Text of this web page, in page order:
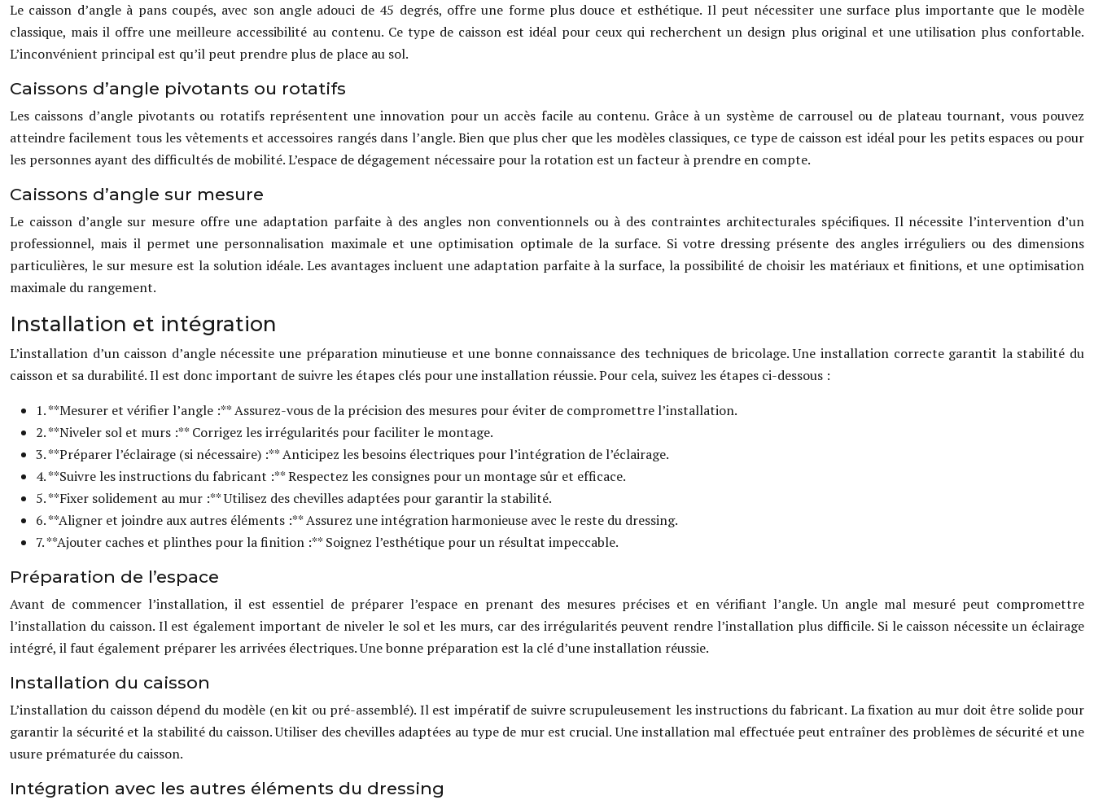
Le caisson d’angle à pans coupés, avec son angle adouci de 45 degrés, offre une forme plus douce et esthétique. Il peut nécessiter une surface plus importante que le modèle
classique, mais il offre une meilleure accessibilité au contenu. Ce type de caisson est idéal pour ceux qui recherchent un design plus original et une utilisation plus confortable.
L’inconvénient principal est qu’il peut prendre plus de place au sol.
Caissons d’angle pivotants ou rotatifs
Les caissons d’angle pivotants ou rotatifs représentent une innovation pour un accès facile au contenu. Grâce à un système de carrousel ou de plateau tournant, vous pouvez
atteindre facilement tous les vêtements et accessoires rangés dans l’angle. Bien que plus cher que les modèles classiques, ce type de caisson est idéal pour les petits espaces ou pour
les personnes ayant des difficultés de mobilité. L’espace de dégagement nécessaire pour la rotation est un facteur à prendre en compte.
Caissons d’angle sur mesure
Le caisson d’angle sur mesure offre une adaptation parfaite à des angles non conventionnels ou à des contraintes architecturales spécifiques. Il nécessite l’intervention d’un
professionnel, mais il permet une personnalisation maximale et une optimisation optimale de la surface. Si votre dressing présente des angles irréguliers ou des dimensions
particulières, le sur mesure est la solution idéale. Les avantages incluent une adaptation parfaite à la surface, la possibilité de choisir les matériaux et finitions, et une optimisation
maximale du rangement.
Installation et intégration
L’installation d’un caisson d’angle nécessite une préparation minutieuse et une bonne connaissance des techniques de bricolage. Une installation correcte garantit la stabilité du
caisson et sa durabilité. Il est donc important de suivre les étapes clés pour une installation réussie. Pour cela, suivez les étapes ci-dessous :
1. **Mesurer et vérifier l’angle :** Assurez-vous de la précision des mesures pour éviter de compromettre l’installation.
2. **Niveler sol et murs :** Corrigez les irrégularités pour faciliter le montage.
3. **Préparer l’éclairage (si nécessaire) :** Anticipez les besoins électriques pour l’intégration de l’éclairage.
4. **Suivre les instructions du fabricant :** Respectez les consignes pour un montage sûr et efficace.
5. **Fixer solidement au mur :** Utilisez des chevilles adaptées pour garantir la stabilité.
6. **Aligner et joindre aux autres éléments :** Assurez une intégration harmonieuse avec le reste du dressing.
7. **Ajouter caches et plinthes pour la finition :** Soignez l’esthétique pour un résultat impeccable.
Préparation de l’espace
Avant de commencer l’installation, il est essentiel de préparer l’espace en prenant des mesures précises et en vérifiant l’angle. Un angle mal mesuré peut compromettre
l’installation du caisson. Il est également important de niveler le sol et les murs, car des irrégularités peuvent rendre l’installation plus difficile. Si le caisson nécessite un éclairage
intégré, il faut également préparer les arrivées électriques. Une bonne préparation est la clé d’une installation réussie.
Installation du caisson
L’installation du caisson dépend du modèle (en kit ou pré-assemblé). Il est impératif de suivre scrupuleusement les instructions du fabricant. La fixation au mur doit être solide pour
garantir la sécurité et la stabilité du caisson. Utiliser des chevilles adaptées au type de mur est crucial. Une installation mal effectuée peut entraîner des problèmes de sécurité et une
usure prématurée du caisson.
Intégration avec les autres éléments du dressing